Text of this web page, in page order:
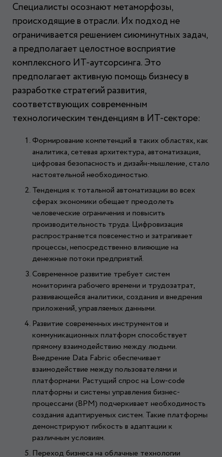
Специалисты осознают метаморфозы,
происходящие в отрасли. Их подход не
ограничивается решением сиюминутных задач,
а предполагает целостное восприятие
комплексного ИТ-аутсорсинга. Это
предполагает активную помощь бизнесу в
разработке стратегий развития,
соответствующих современным
технологическим тенденциям в ИТ-секторе:
Формирование компетенций в таких областях, как
аналитика, сетевая архитектура, автоматизация,
цифровая безопасность и дизайн-мышление, стало
настоятельной необходимостью.
Тенденция к тотальной автоматизации во всех
сферах экономики обещает преодолеть
человеческие ограничения и повысить
производительность труда. Цифровизация
распространяется повсеместно и затрагивает
процессы, непосредственно влияющие на
денежные потоки предприятий.
Современное развитие требует систем
мониторинга рабочего времени и трудозатрат,
развивающейся аналитики, создания и внедрения
приложений, управляемых данными.
Развитие современных инструментов и
коммуникационных платформ способствует
прямому взаимодействию между людьми.
Внедрение Data Fabric обеспечивает
взаимодействие между пользователями и
платформами. Растущий спрос на Low-code
платформы и системы управления бизнес-
процессами (BPM) подчеркивает необходимость
создания адаптируемых систем. Такие платформы
демонстрируют гибкость в адаптации к
различным условиям.
Переход бизнеса на облачные технологии